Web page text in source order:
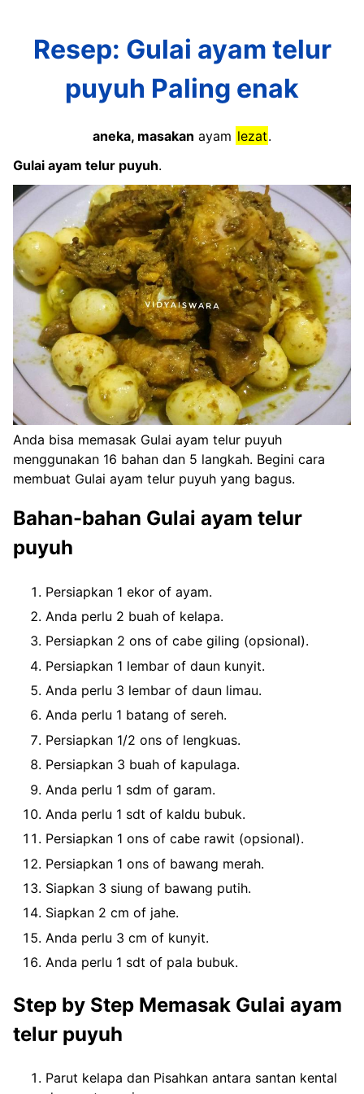
Resep: Gulai ayam telur
puyuh Paling enak
aneka, masakan ayam lezat.
Gulai ayam telur puyuh.
Anda bisa memasak Gulai ayam telur puyuh
menggunakan 16 bahan dan 5 langkah. Begini cara
membuat Gulai ayam telur puyuh yang bagus.
Bahan-bahan Gulai ayam telur
puyuh
Persiapkan 1 ekor of ayam.
Anda perlu 2 buah of kelapa.
Persiapkan 2 ons of cabe giling (opsional).
Persiapkan 1 lembar of daun kunyit.
Anda perlu 3 lembar of daun limau.
Anda perlu 1 batang of sereh.
Persiapkan 1/2 ons of lengkuas.
Persiapkan 3 buah of kapulaga.
Anda perlu 1 sdm of garam.
Anda perlu 1 sdt of kaldu bubuk.
Persiapkan 1 ons of cabe rawit (opsional).
Persiapkan 1 ons of bawang merah.
Siapkan 3 siung of bawang putih.
Siapkan 2 cm of jahe.
Anda perlu 3 cm of kunyit.
Anda perlu 1 sdt of pala bubuk.
Step by Step Memasak Gulai ayam
telur puyuh
Parut kelapa dan Pisahkan antara santan kental